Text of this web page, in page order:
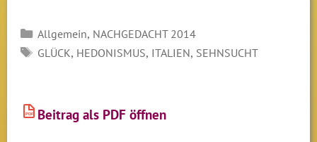
Kategorien
Allgemein, NACHGEDACHT 2014
SCHLAGWÖRTER
GLÜCK, HEDONISMUS, ITALIEN, SEHNSUCHT
PDF Beitrag als PDF öffnen